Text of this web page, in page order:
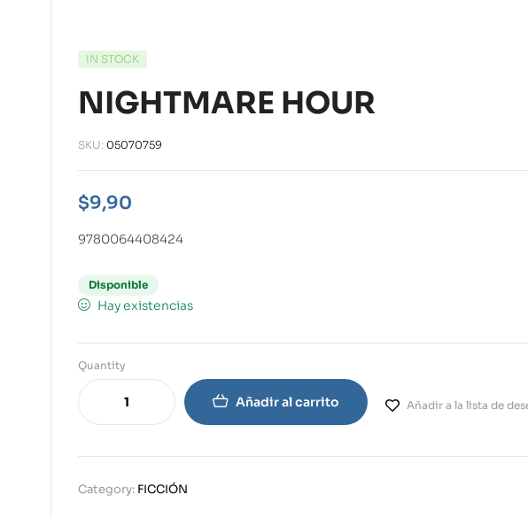
IN STOCK
NIGHTMARE HOUR
SKU: 05070759
$9,90
9780064408424
Disponible
Hay existencias
Quantity
Añadir al carrito Añadir a la lista de
Category: FICCIÓN